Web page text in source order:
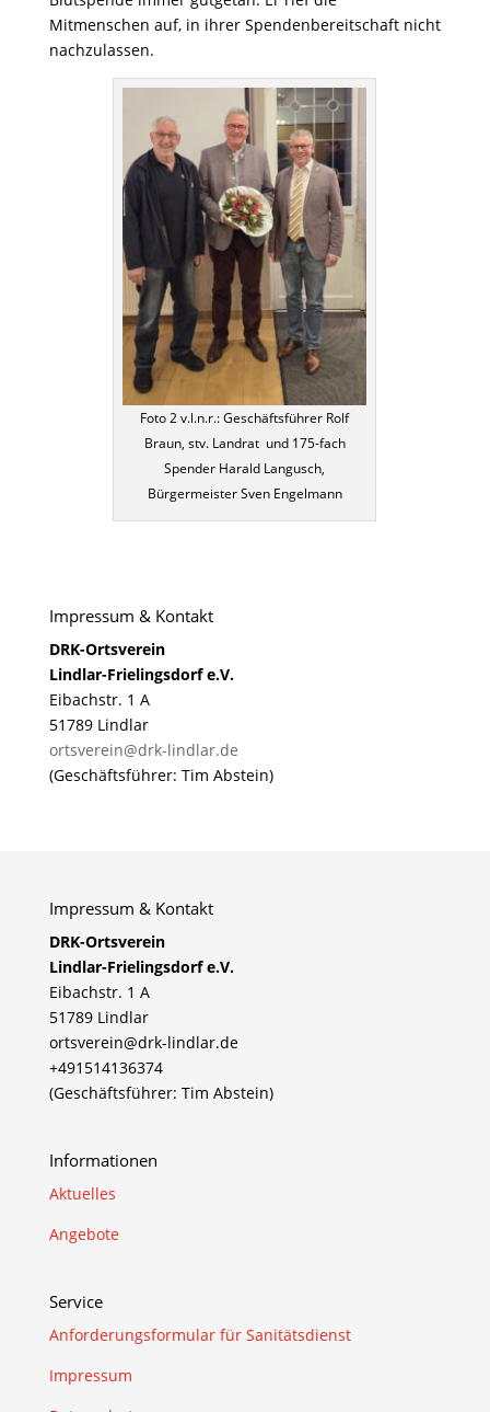
Mitmenschen auf, in ihrer Spendenbereitschaft nicht
nachzulassen.
Foto 2 v.l.n.r.: Geschäftsführer Rolf
Braun, stv. Landrat und 175-fach
Spender Harald Langusch,
Bürgermeister Sven Engelmann
Impressum & Kontakt
DRK-Ortsverein
Lindlar-Frielingsdorf e.V.
Eibachstr. 1 A
51789 Lindlar
ortsverein@drk-lindlar.de
(Geschäftsführer: Tim Abstein)
Impressum & Kontakt
DRK-Ortsverein
Lindlar-Frielingsdorf e.V.
Eibachstr. 1 A
51789 Lindlar
ortsverein@drk-lindlar.de
+491514136374
(Geschäftsführer: Tim Abstein)
Informationen
Aktuelles
Angebote
Service
Anforderungsformular für Sanitätsdienst
Impressum